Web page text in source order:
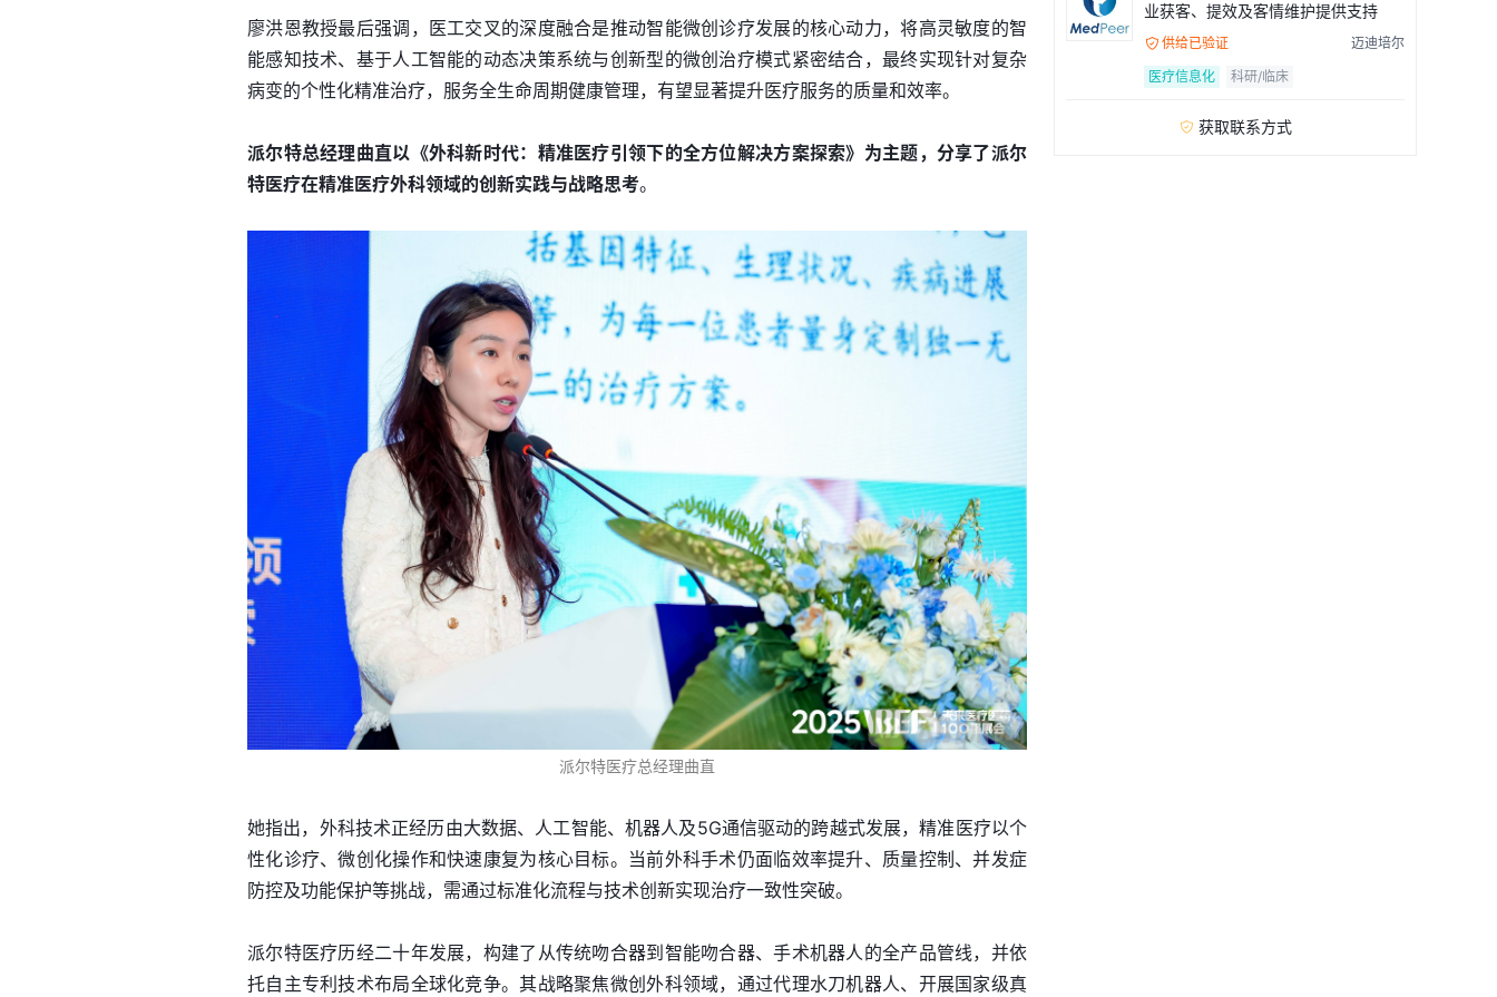
廖洪恩教授最后强调，医工交叉的深度融合是推动智能微创诊疗发展的核心动力，将高灵敏度的智
能感知技术、基于人工智能的动态决策系统与创新型的微创治疗模式紧密结合，最终实现针对复杂
病变的个性化精准治疗，服务全生命周期健康管理，有望显著提升医疗服务的质量和效率。
派尔特总经理曲直以《外科新时代：精准医疗引领下的全方位解决方案探索》为主题，分享了派尔
特医疗在精准医疗外科领域的创新实践与战略思考。
派尔特医疗总经理曲直
她指出，外科技术正经历由大数据、人工智能、机器人及5G通信驱动的跨越式发展，精准医疗以个
性化诊疗、微创化操作和快速康复为核心目标。当前外科手术仍面临效率提升、质量控制、并发症
防控及功能保护等挑战，需通过标准化流程与技术创新实现治疗一致性突破。
派尔特医疗历经二十年发展，构建了从传统吻合器到智能吻合器、手术机器人的全产品管线，并依
托自主专利技术布局全球化竞争。其战略聚焦微创外科领域，通过代理水刀机器人、开展国家级真
业获客、提效及客情维护提供支持
 供给已验证
迈迪培尔
医疗信息化
科研/临床
 获取联系方式